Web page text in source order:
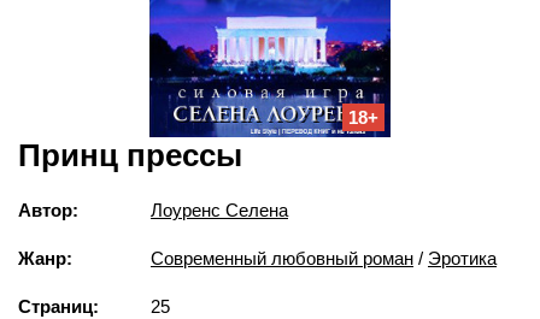
18+
Принц прессы
Автор: Лоуренс Селена
Жанр: Современный любовный роман / Эротика
Страниц: 25